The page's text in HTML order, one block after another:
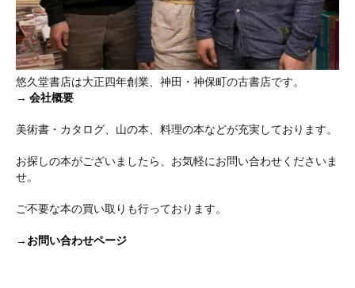
悠久堂書店は大正四年創業、神田・神保町の古書店です。
→ 会社概要
美術書・カタログ、山の本、料理の本などが充実しております。
お探しの本がございましたら、お気軽にお問い合わせくださいま
せ。
ご不要な本の買い取りも行っております。
→お問い合わせページ